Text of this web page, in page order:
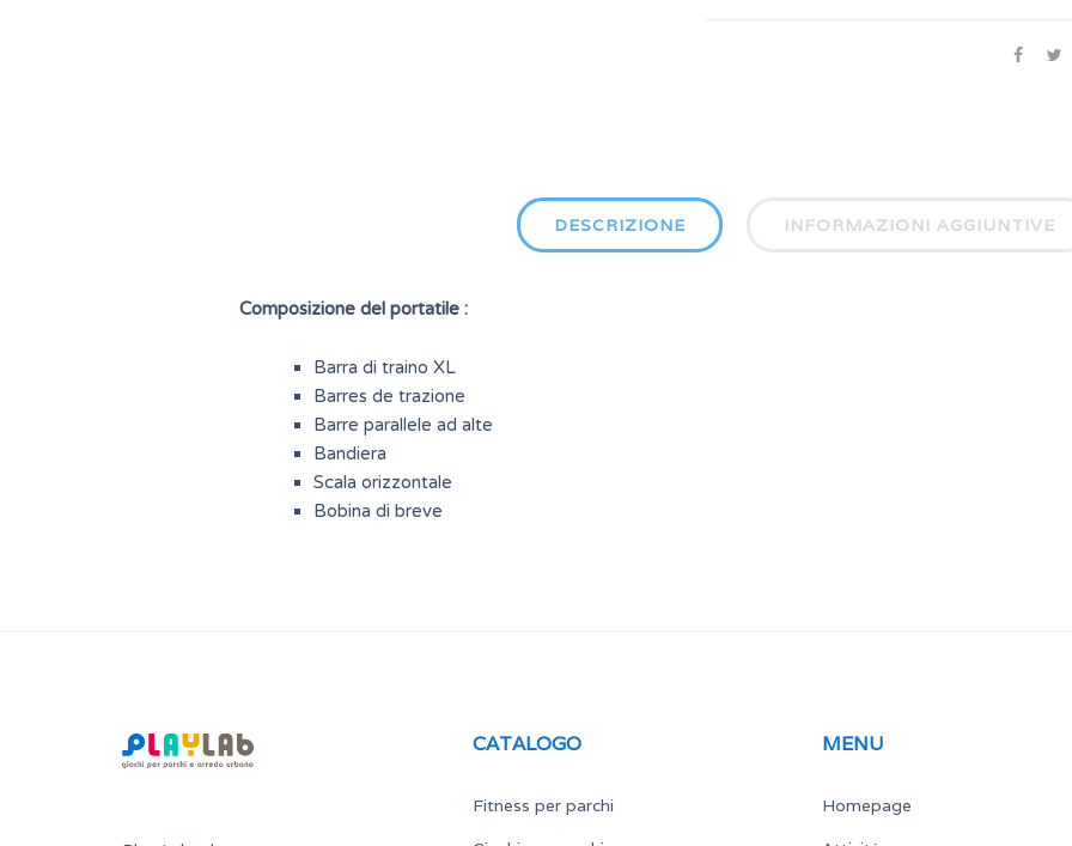
DESCRIZIONE INFORMAZIONI AGGIUNTIVE
Composizione del portatile :
Barra di traino XL
Barres de trazione
Barre parallele ad alte
Bandiera
Scala orizzontale
Bobina di breve
CATALOGO
Fitness per parchi
MENU
Homepage